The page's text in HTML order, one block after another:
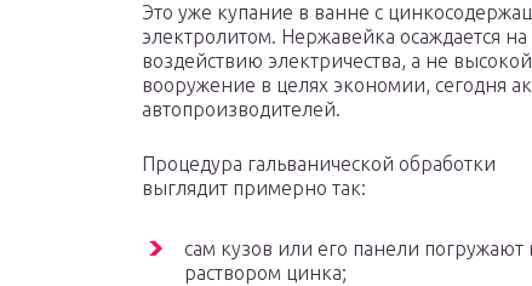
Это уже купание в ванне с
электролитом. Нержавейка осаждается
воздействию электричества, а не
вооружение в целях экономии, сегодня
автопроизводителей.
Процедура гальванической обработки
выглядит примерно так:
сам кузов или его панели
раствором цинка;